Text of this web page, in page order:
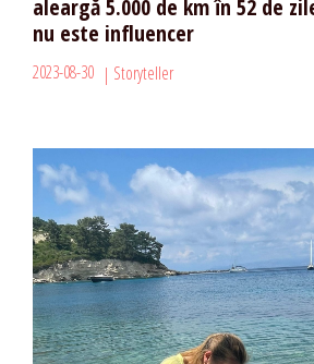
aleargă 5.000 de km în 52 de
nu este influencer
2023-08-30 Storyteller